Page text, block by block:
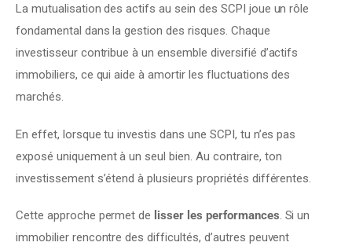
La mutualisation des actifs au sein des SCPI joue un rôle
fondamental dans la gestion des risques. Chaque
investisseur contribue à un ensemble diversifié d’actifs
immobiliers, ce qui aide à amortir les fluctuations des
marchés.
En effet, lorsque tu investis dans une SCPI, tu n’es pas
exposé uniquement à un seul bien. Au contraire, ton
investissement s’étend à plusieurs propriétés différentes.
Cette approche permet de lisser les performances. Si un
immobilier rencontre des difficultés, d’autres peuvent